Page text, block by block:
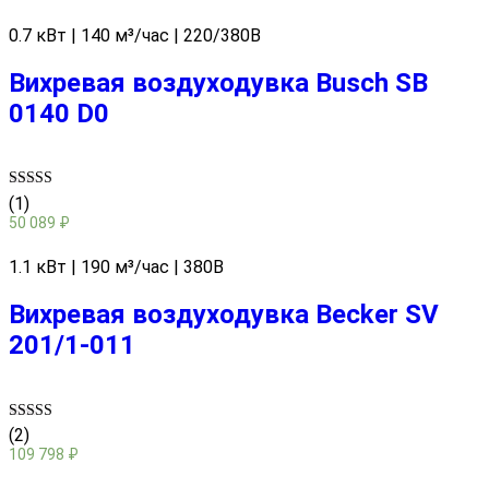
0.7 кВт | 140 м³/час | 220/380В
Вихревая воздуходувка Busch SB
0140 D0
Rated
5.00
out of 5
(1)
50 089 ₽
1.1 кВт | 190 м³/час | 380В
Вихревая воздуходувка Becker SV
201/1-011
Rated
4.50
out of 5
(2)
109 798 ₽